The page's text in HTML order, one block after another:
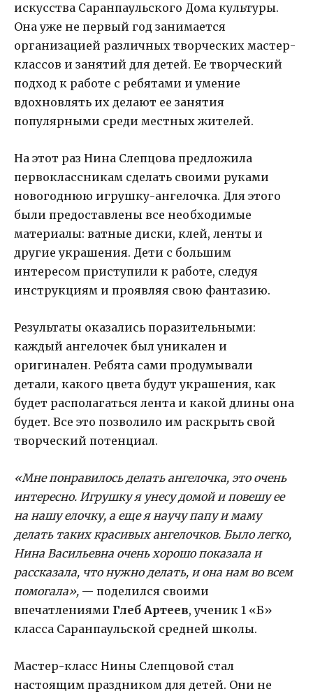
искусства Саранпаульского Дома культуры.
Она уже не первый год занимается
организацией различных творческих мастер-
классов и занятий для детей. Ее творческий
подход к работе с ребятами и умение
вдохновлять их делают ее занятия
популярными среди местных жителей.
На этот раз Нина Слепцова предложила
первоклассникам сделать своими руками
новогоднюю игрушку-ангелочка. Для этого
были предоставлены все необходимые
материалы: ватные диски, клей, ленты и
другие украшения. Дети с большим
интересом приступили к работе, следуя
инструкциям и проявляя свою фантазию.
Результаты оказались поразительными:
каждый ангелочек был уникален и
оригинален. Ребята сами продумывали
детали, какого цвета будут украшения, как
будет располагаться лента и какой длины она
будет. Все это позволило им раскрыть свой
творческий потенциал.
«Мне понравилось делать ангелочка, это очень
интересно. Игрушку я унесу домой и повешу ее
на нашу елочку, а еще я научу папу и маму
делать таких красивых ангелочков. Было легко,
Нина Васильевна очень хорошо показала и
рассказала, что нужно делать, и она нам во всем
помогала», — поделился своими
впечатлениями Глеб Артеев, ученик 1 «Б»
класса Саранпаульской средней школы.
Мастер-класс Нины Слепцовой стал
настоящим праздником для детей. Они не